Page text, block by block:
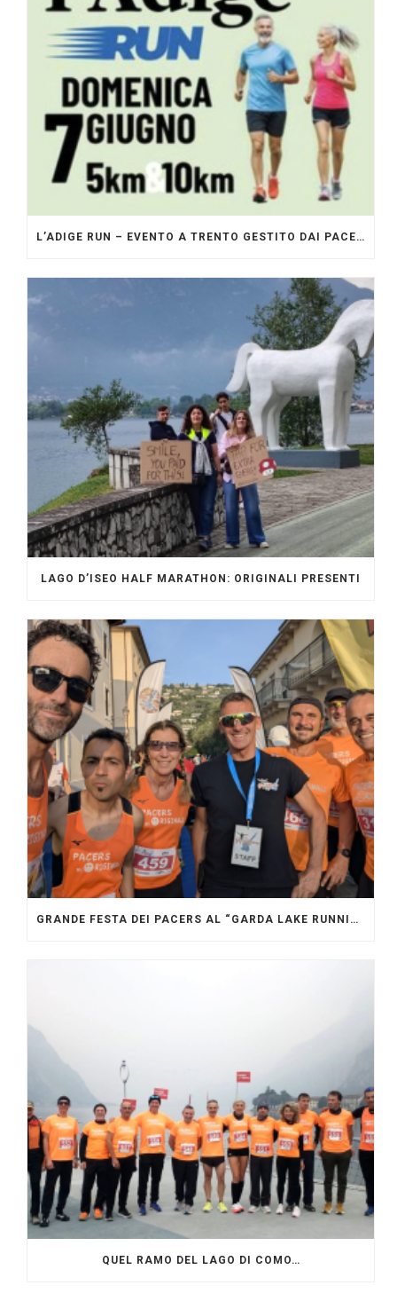
L’ADIGE RUN – EVENTO A TRENTO GESTITO DAI PACERS GLI ORIGINALI
LAGO D’ISEO HALF MARATHON: ORIGINALI PRESENTI
GRANDE FESTA DEI PACERS AL “GARDA LAKE RUNNING FESTIVAL”
QUEL RAMO DEL LAGO DI COMO…